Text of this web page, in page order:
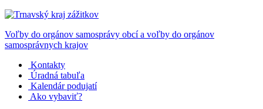
Voľby do orgánov samosprávy obcí a voľby do orgánov
samosprávnych krajov
Kontakty
Úradná tabuľa
Kalendár podujatí
Ako vybaviť?